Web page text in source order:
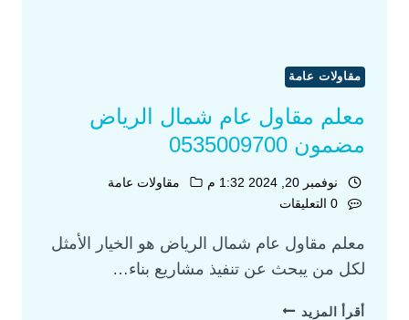
مقاولات عامة
معلم مقاول عام شمال الرياض
مضمون 0535009700
نوفمبر 20, 2024 1:32 م
مقاولات عامة
0 التعليقات
معلم مقاول عام شمال الرياض هو الخيار الأمثل
لكل من يبحث عن تنفيذ مشاريع بناء…
أقرأ المزيد